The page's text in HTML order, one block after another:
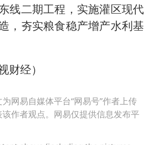
线二期工程，实施灌区现代
，夯实粮食稳产增产水利基
财经）
网易自媒体平台“网易号”作者上传
作者观点。网易仅提供信息发布平